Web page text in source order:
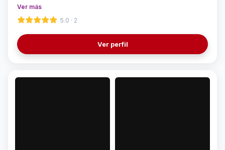
historias reales que conectan.
Ver más
5.0 · 2
Ver perfil